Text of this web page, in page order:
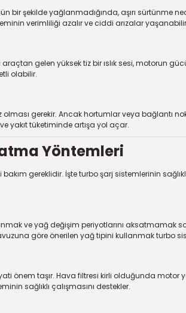
bir şekilde yağlanmadığında, aşırı sürtünme
verimliliği azalır ve ciddi arızalar
gelen yüksek tiz bir ıslık sesi, motorun
olabilir.
olması gerekir. Ancak hortumlar veya
yakıt tüketiminde artışa yol açar.
Yöntemleri
gereklidir. İşte turbo şarj sistemlerinin
ve yağ değişim periyotlarını aksatmamak
göre önerilen yağ tipini kullanmak turbo
önem taşır. Hava filtresi kirli olduğunda
sağlıklı çalışmasını destekler.